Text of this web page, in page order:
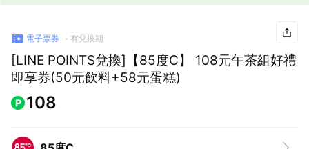
電子票券 有兌換期
[LINE POINTS兌換]【85度C】 108元午茶組好禮
即享券(50元飲料+58元蛋糕)
108